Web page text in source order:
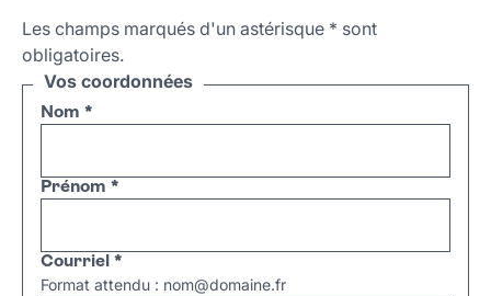
Les champs marqués d'un astérisque * sont
obligatoires.
Vos coordonnées
Nom *
Prénom *
Courriel *
Format attendu : nom@domaine.fr